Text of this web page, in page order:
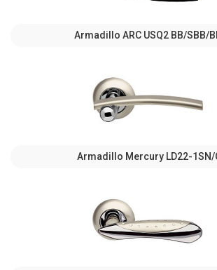
Armadillo ARC USQ2 BB/SBB/
Armadillo Mercury LD22-1SN/